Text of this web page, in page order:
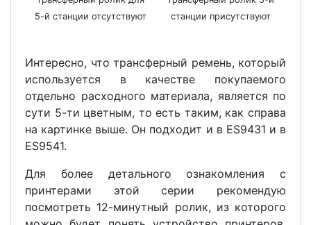
5-й станции отсутствуют
станции присутствуют
Интересно, что трансферный ремень, который
используется в качестве покупаемого
отдельно расходного материала, является по
сути 5-ти цветным, то есть таким, как справа
на картинке выше. Он подходит и в ES9431 и в
ES9541.
Для более детального ознакомления с
принтерами этой серии рекомендую
посмотреть 12-минутный ролик, из которого